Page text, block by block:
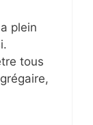
plein
tous